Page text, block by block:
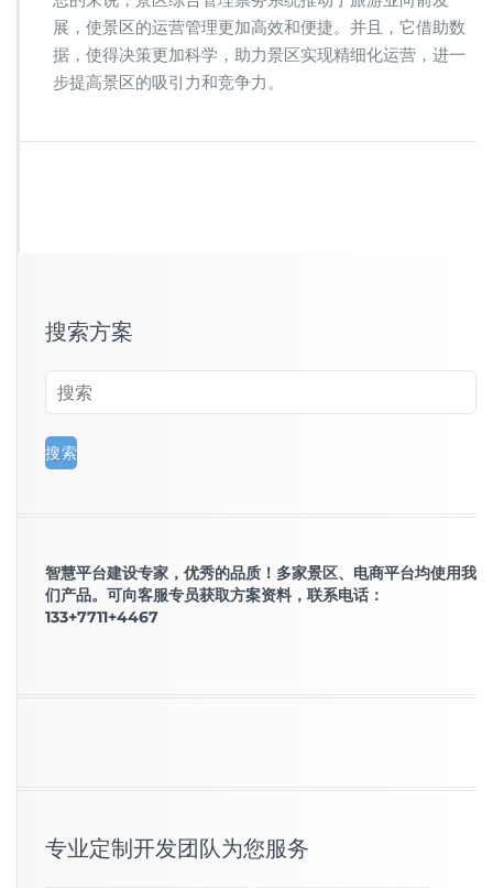
展，使景区的运营管理更加高效和便捷。并且，它借助数
据，使得决策更加科学，助力景区实现精细化运营，进一
步提高景区的吸引力和竞争力。
搜索方案
智慧平台建设专家，优秀的品质！多家景区、电商平台均使用我
们产品。可向客服专员获取方案资料，联系电话：
133+7711+4467
专业定制开发团队为您服务